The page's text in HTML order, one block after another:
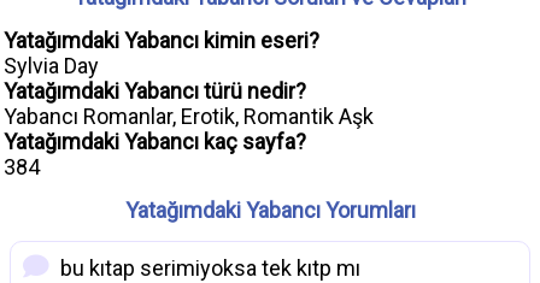
Yatağımdaki Yabancı kimin eseri?
Sylvia Day
Yatağımdaki Yabancı türü nedir?
Yabancı Romanlar, Erotik, Romantik Aşk
Yatağımdaki Yabancı kaç sayfa?
384
Yatağımdaki Yabancı Yorumları
bu kıtap serimiyoksa tek kıtp mı